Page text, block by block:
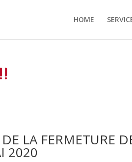
HOME
LA FERMETURE
2020